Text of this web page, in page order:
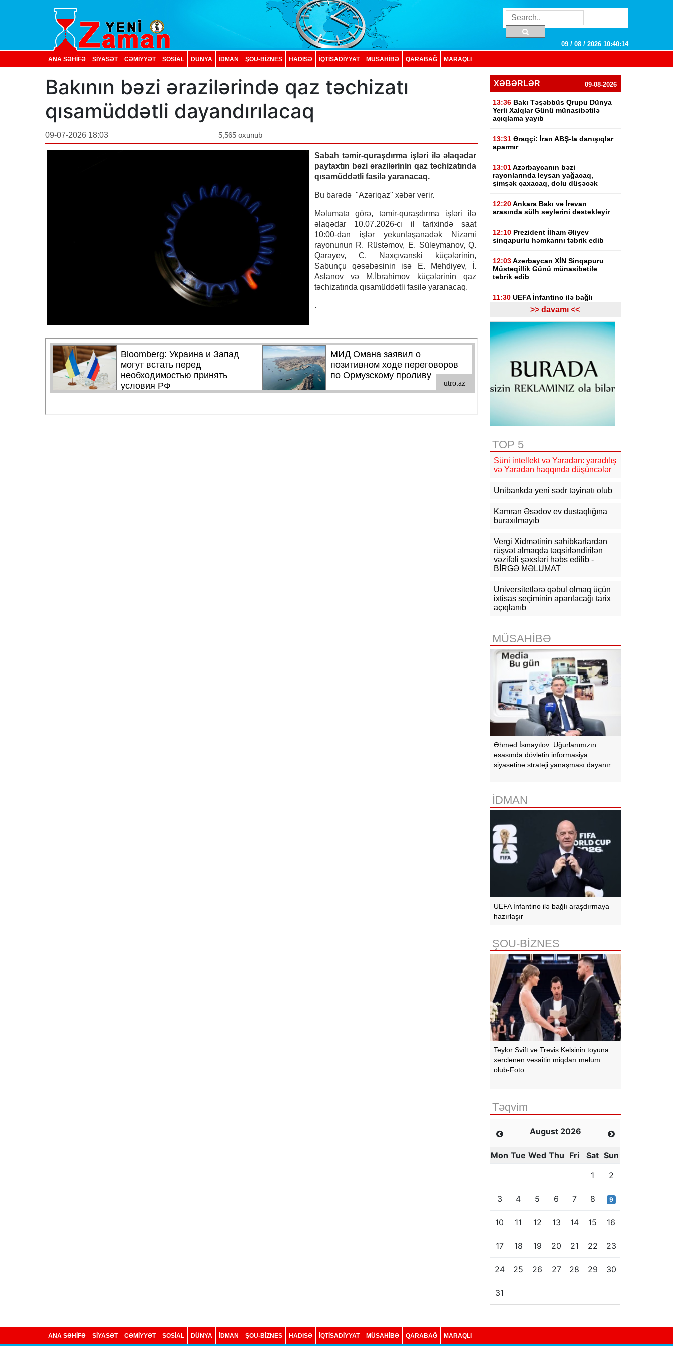
09 / 08 / 2026 10:40:14
ANA SƏHİFƏ SİYASƏT CƏMİYYƏT SOSIAL DÜNYA İDMAN ŞOU-BİZNES HADISƏ İQTISADIYYAT MÜSAHİBƏ QARABAĞ MARAQLI
Bakının bəzi ərazilərində qaz təchizatı
qısamüddətli dayandırılacaq
09-07-2026 18:03 5,565 oxunub
Sabah təmir-quraşdırma işləri ilə əlaqədar
paytaxtın bəzi ərazilərinin qaz təchizatında
qısamüddətli fasilə yaranacaq.
Bu barədə "Azəriqaz" xəbər verir.
Məlumata görə, təmir-quraşdırma işləri ilə
əlaqədar 10.07.2026-cı il tarixində saat
10:00-dan işlər yekunlaşanadək Nizami
rayonunun R. Rüstəmov, E. Süleymanov, Q.
Qarayev, C. Naxçıvanski küçələrinin,
Sabunçu qəsəbəsinin isə E. Mehdiyev, İ.
Aslanov və M.İbrahimov küçələrinin qaz
təchizatında qısamüddətli fasilə yaranacaq.
.
XƏBƏRLƏR 09-08-2026
13:36 Bakı Təşəbbüs Qrupu Dünya
Yerli Xalqlar Günü münasibətilə
açıqlama yayıb
13:31 Əraqçi: İran ABŞ-la danışıqlar
aparmır
13:01 Azərbaycanın bəzi
rayonlarında leysan yağacaq,
şimşək çaxacaq, dolu düşəcək
12:20 Ankara Bakı və İrəvan
arasında sülh səylərini dəstəkləyir
12:10 Prezident İlham Əliyev
sinqapurlu həmkarını təbrik edib
12:03 Azərbaycan XİN Sinqapuru
Müstəqillik Günü münasibətilə
təbrik edib
11:30 UEFA İnfantino ilə bağlı
araşdırmaya hazırlaşır
"Inter Mayami" Neymarı
heyətinə qatmaq istəyir
ın nəzarətində olmayan hissəsində
yenidənqurma işlərini təsdiqləyib
10:50 ABŞ və Hindistan əməkdaşlığı
10:32
Avropada elektrik enerjisi
10:15 Macarıstanda prezidentliyə
yeni namizəd irəli sürülüb
ehtiyatını tükəndirdi
09:32Avropada miqrasiya böhranı
yenidən kəskinləşib
09:15 Hörmüz boğazının açılması
üçün yeni şərtlər irəli sürülüb
>> davamı <<
TOP 5
Süni intellekt və Yaradan: yaradılış
və Yaradan haqqında düşüncələr
Unibankda yeni sədr təyinatı olub
Kamran Əsədov ev dustaqlığına
buraxılmayıb
Vergi Xidmətinin sahibkarlardan
rüşvət almaqda təqsirləndirilən
vəzifəli şəxsləri həbs edilib -
BİRGƏ MƏLUMAT
Universitetlərə qəbul olmaq üçün
ixtisas seçiminin aparılacağı tarix
açıqlanıb
MÜSAHİBƏ
Əhməd İsmayılov: Uğurlarımızın
əsasında dövlətin informasiya
siyasətinə strateji yanaşması dayanır
İDMAN
UEFA İnfantino ilə bağlı araşdırmaya
hazırlaşır
ŞOU-BİZNES
Teylor Svift və Trevis Kelsinin toyuna
xərclənən vəsaitin miqdarı məlum
olub-Foto
Təqvim
August 2026
Mon Tue Wed Thu Fri Sat Sun
1
2
3 4 5 6 7 8 9
10 11 12 13 14 15 16
17 18 19 20 21 22 23
24 25 26 27 28 29 30
31
ANA SƏHİFƏ SİYASƏT CƏMİYYƏT SOSIAL DÜNYA İDMAN ŞOU-BİZNES HADISƏ İQTISADIYYAT MÜSAHİBƏ QARABAĞ MARAQLI